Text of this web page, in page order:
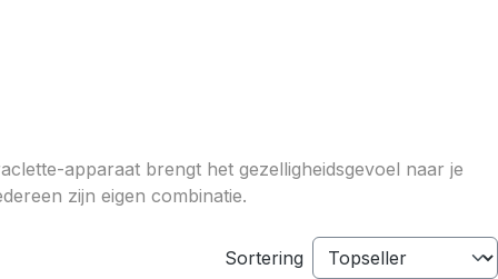
apparaat brengt het gezelligheidsgevoel naar je
zijn eigen combinatie.
Sortering